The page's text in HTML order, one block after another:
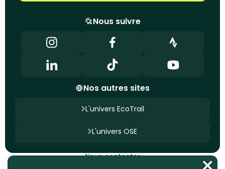
Nous suivre
Nos autres sites
L'univers EcoTrail
L'univers OSE
Nous contacter